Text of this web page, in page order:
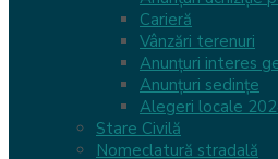
Carieră
Vânzări terenuri
Anunțuri interes
Anunțuri sedințe
Alegeri locale
Stare Civilă
Nomeclatură stradală
iulie 10, 2026
1 document